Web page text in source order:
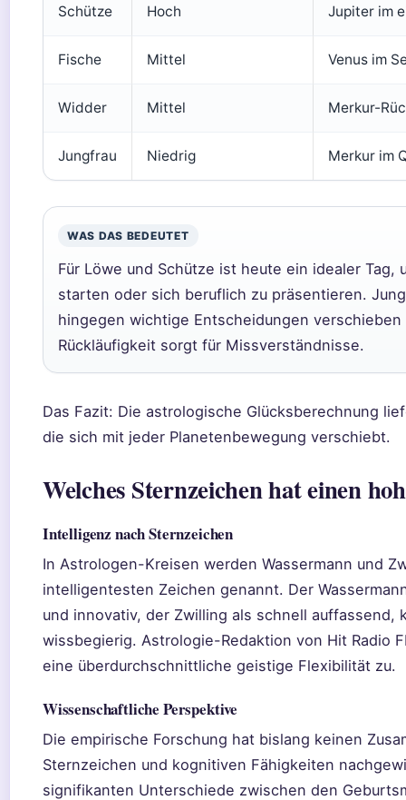
Schütze Hoch Jupiter im
Fische Mittel Venus im
Widder Mittel Merkur-
Jungfrau Niedrig Merkur im
WAS DAS BEDEUTET
Für Löwe und Schütze ist heute ein idealer Tag,
starten oder sich beruflich zu präsentieren.
hingegen wichtige Entscheidungen verschieben
Rückläufigkeit sorgt für Missverständnisse.
Das Fazit: Die astrologische Glücksberechnung
die sich mit jeder Planetenbewegung verschiebt.
Welches Sternzeichen hat einen
Intelligenz nach Sternzeichen
In Astrologen-Kreisen werden Wassermann und
intelligentesten Zeichen genannt. Der
und innovativ, der Zwilling als schnell auffassend,
wissbegierig. Astrologie-Redaktion von Hit Radio
eine überdurchschnittliche geistige Flexibilität zu.
Wissenschaftliche Perspektive
Die empirische Forschung hat bislang keinen
Sternzeichen und kognitiven Fähigkeiten
signifikanten Unterschiede zwischen den